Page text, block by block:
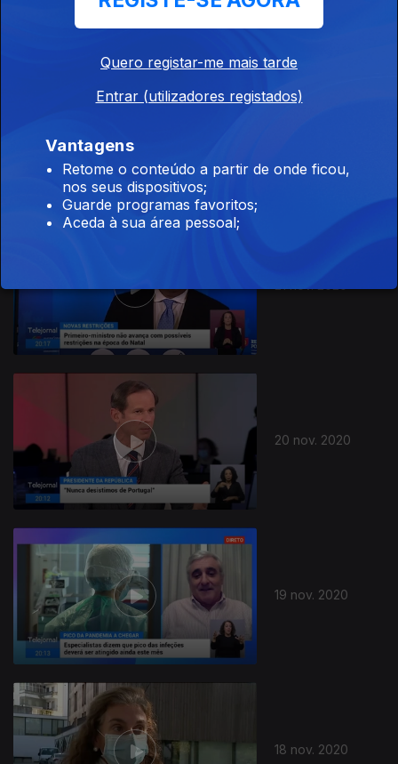
20 nov. 2020
19 nov. 2020
18 nov. 2020
Quero registar-me mais tarde
Entrar (utilizadores registados)
Vantagens
Retome o conteúdo a partir de onde ficou,
nos seus dispositivos;
Guarde programas favoritos;
Aceda à sua área pessoal;